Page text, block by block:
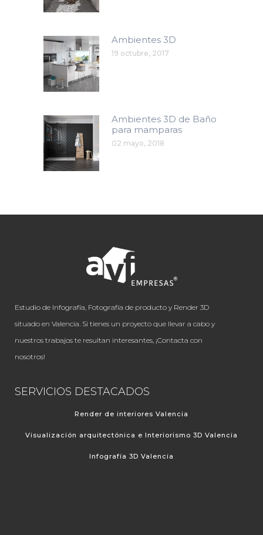
Ambientes 3D
19 octubre, 2017
Ambientes 3D de Baño
para mamparas
02 mayo, 2018
Estudio de Infografía, Fotografía de producto y Render 3D
situado en Valencia. Si tienes un proyecto que llevar a cabo y
nuestros trabajos te resultan interesantes, ¡Contacta con
nosotros!
SERVICIOS DESTACADOS
Render de interiores Valencia
Visualización arquitectónica e Interiorismo 3D Valencia
Infografía 3D Valencia